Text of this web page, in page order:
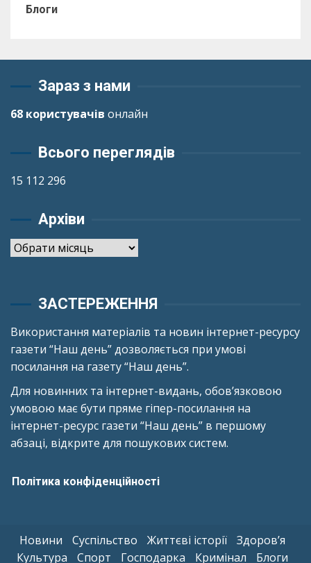
Блоги
Зараз з нами
68 користувачів онлайн
Всього переглядів
15 112 296
Архіви
Архіви
ЗАСТЕРЕЖЕННЯ
Використання матеріалів та новин інтернет-ресурсу
газети “Наш день” дозволяється при умові
посилання на газету “Наш день”.
Для новинних та інтернет-видань, обов’язковою
умовою має бути пряме гіпер-посилання на
інтернет-ресурс газети “Наш день” в першому
абзаці, відкрите для пошукових систем.
Політика конфіденційності
Новини Суспільство Життєві історії
Здоров’я
Культура
Спорт Господарка Кримінал Блоги